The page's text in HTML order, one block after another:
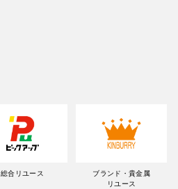
総合リユース
ブランド・貴金属
リユース